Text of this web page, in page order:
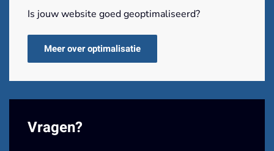
Is jouw website goed geoptimaliseerd?
Meer over optimalisatie
Vragen?